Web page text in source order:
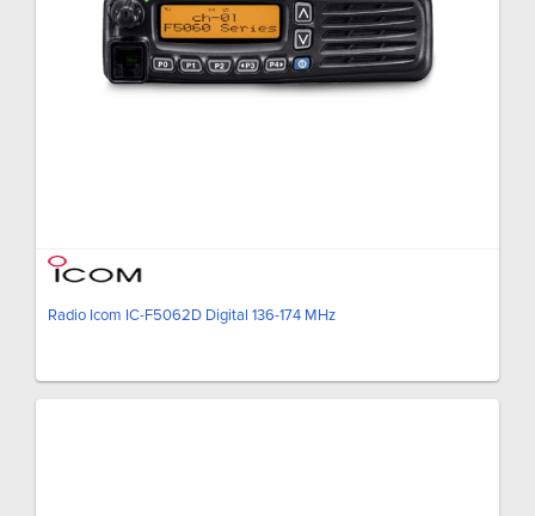
Radio Icom IC-F5062D Digital 136-174 MHz